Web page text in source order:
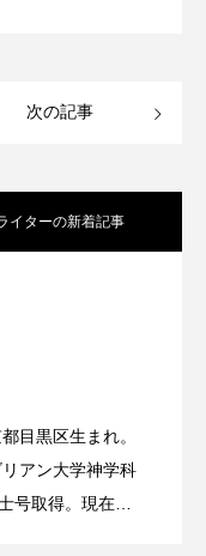
次の記事
イターの新着記事
目黒区生まれ。
アン大学神学科
号取得。現在は
は聖ヨハネ・マ